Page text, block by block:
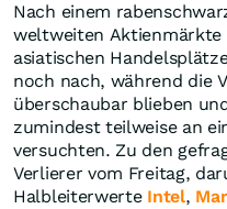
Nach einem
weltweiten Aktienmärkte
asiatischen
noch nach, während die
überschaubar blieben
zumindest teilweise an
versuchten. Zu den
Verlierer vom Freitag,
Halbleiterwerte Intel,